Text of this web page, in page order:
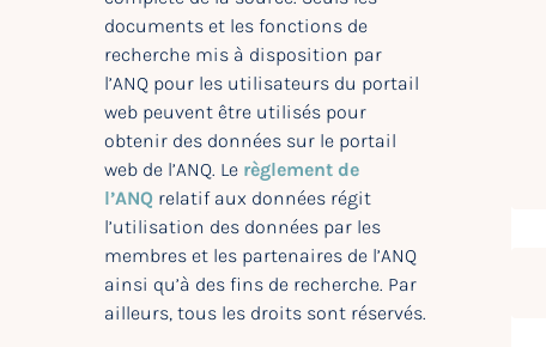
documents et les fonctions de
recherche mis à disposition par
l’ANQ pour les utilisateurs du portail
web peuvent être utilisés pour
obtenir des données sur le portail
web de l’ANQ. Le règlement de
l’ANQ relatif aux données régit
l’utilisation des données par les
membres et les partenaires de l’ANQ
ainsi qu’à des fins de recherche. Par
ailleurs, tous les droits sont réservés.